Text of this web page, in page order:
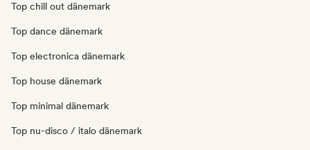
Top chill out dänemark
Top dance dänemark
Top electronica dänemark
Top house dänemark
Top minimal dänemark
Top nu-disco / italo dänemark